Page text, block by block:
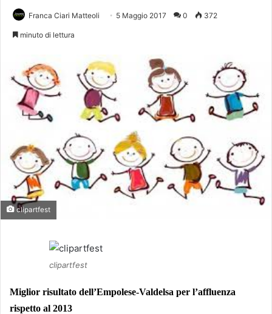
Franca Ciari Matteoli 5 Maggio 2017 0 372
minuto di lettura
clipartfest
clipartfest
Miglior risultato dell’Empolese-Valdelsa per l’affluenza
rispetto al 2013